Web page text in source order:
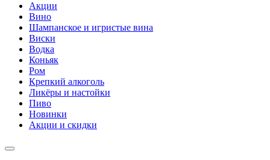
Акции
Вино
Шампанское и игристые вина
Виски
Водка
Коньяк
Ром
Крепкий алкоголь
Ликёры и настойки
Пиво
Новинки
Акции и скидки